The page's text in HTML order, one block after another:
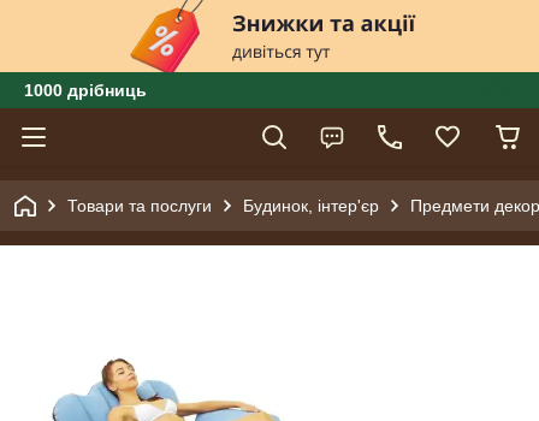
1000 дрібниць
Товари та послуги Будинок, інтер'єр Предмети